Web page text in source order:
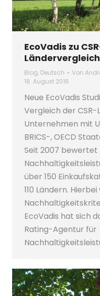
EcoVadis zu
Ländervergleich
Blog, Deutsch Von
18. August 2016
Neue EcoVadis
Vergleich der
Unternehmen mit
BRICS-, OECD
Seit 2007 bewertet
über 150
110 Ländern. Hierbei
EcoVadis hat sich
Rating-Agentur für